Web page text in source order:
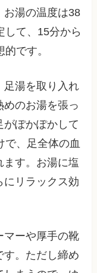
お湯の温度は38
して、15分から
です。
足湯を取り入れ
のお湯を張っ
ぽかぽかして
で、足全体の血
す。お湯に塩
にリラックス効
マーや厚手の靴
す。ただし締め